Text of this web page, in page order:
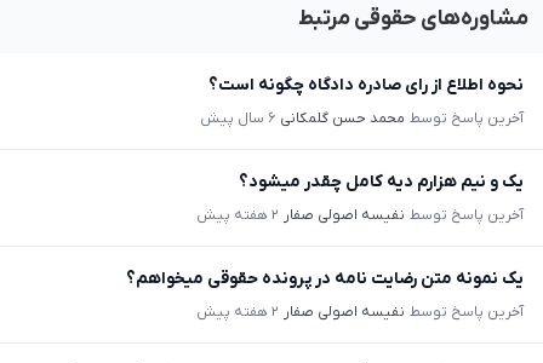
مشاوره‌های حقوقی مرتبط
نحوه اطلاع از رای صادره دادگاه چگونه است؟
آخرین پاسخ توسط محمد حسن گلمکانی ۶ سال پیش
یک و نیم هزارم دیه کامل چقدر میشود؟
آخرین پاسخ توسط نفیسه اصولی صفار ۲ هفته پیش
یک نمونه متن رضایت نامه در پرونده حقوقی میخواهم؟
آخرین پاسخ توسط نفیسه اصولی صفار ۲ هفته پیش